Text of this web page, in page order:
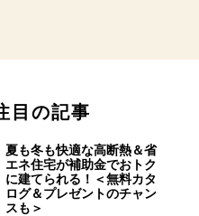
目の記事
夏も冬も快適な高断熱＆省
エネ住宅が補助金でおトク
に建てられる！＜無料カタ
ログ＆プレゼントのチャン
スも＞